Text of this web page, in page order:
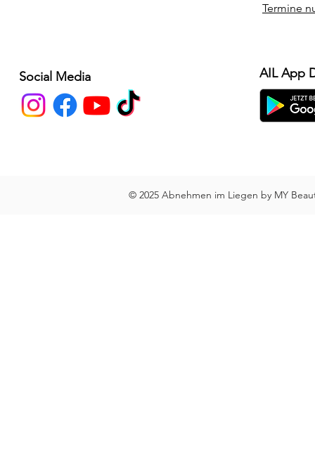
Termine
Social Media AIL App
© 2025 Abnehmen im Liegen by MY